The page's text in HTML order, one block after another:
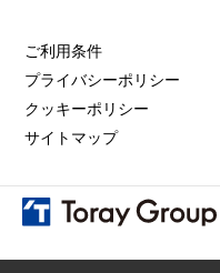
ご利用条件
プライバシーポリシー
クッキーポリシー
サイトマップ